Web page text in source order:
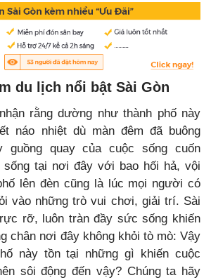
du lịch nổi bật Sài Gòn
rằng dường như thành phố này
náo nhiệt dù màn đêm đã buông
guồng quay của cuộc sống cuốn
sống tại nơi đây với bao hối hả, vội
lên đèn cũng là lúc mọi người có
vào những trò vui chơi, giải trí. Sài
rỡ, luôn tràn đầy sức sống khiến
chân nơi đây không khỏi tò mò: Vậy
này tồn tại những gì khiến cuộc
sôi động đến vậy? Chúng ta hãy